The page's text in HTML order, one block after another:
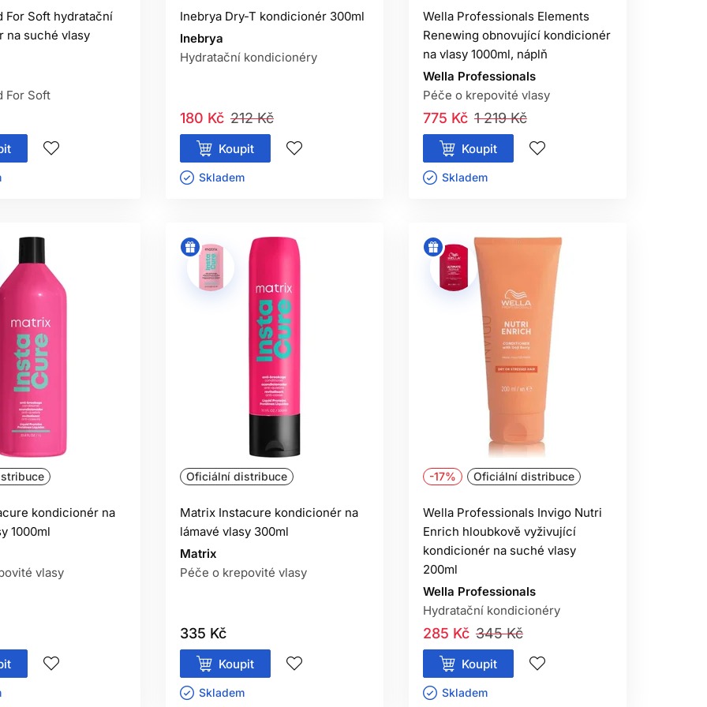
je vyhladí, ale poškozenou roztřepenou část natrvalo neobnoví.
For Soft hydratační
na suché vlasy
For Soft
Inebrya Dry-T kondicionér 300ml
Inebrya
Hydratační kondicionéry
212 Kč
180 Kč
Koupit
Skladem ㅤ
Wella Professionals Elements
Renewing obnovující kondicionér
na vlasy 1000ml, náplň
Wella Professionals
Péče o krepovité vlasy
1 219 Kč
775 Kč
Koupit
Skladem ㅤ
kondicionér na
1000ml
vlasy
Oficiální distribuce
Matrix Instacure kondicionér na
lámavé vlasy 300ml
Matrix
Péče o krepovité vlasy
335 Kč
Koupit
Skladem ㅤ
-17% Oficiální distribuce
Wella Professionals Invigo Nutri
Enrich hloubkově vyživující
kondicionér na suché vlasy
200ml
Wella Professionals
Hydratační kondicionéry
345 Kč
285 Kč
Koupit
Skladem ㅤ